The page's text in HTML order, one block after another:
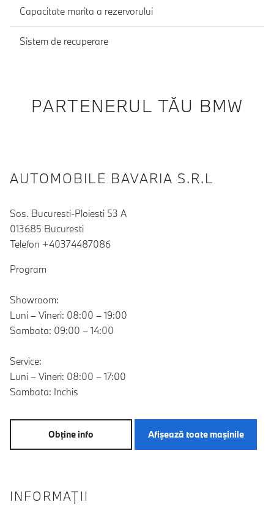
Capacitate marita a rezervorului
Sistem de recuperare
PARTENERUL TĂU BMW
AUTOMOBILE BAVARIA S.R.L
Sos. Bucuresti-Ploiesti 53 A
013685 Bucuresti
Telefon +40374487086
Program
Showroom:
Luni – Vineri: 08:00 – 19:00
Sambata: 09:00 – 14:00
Service:
Luni – Vineri: 08:00 – 17:00
Sambata: Inchis
Obţine info Afişează toate maşinile
INFORMAŢII